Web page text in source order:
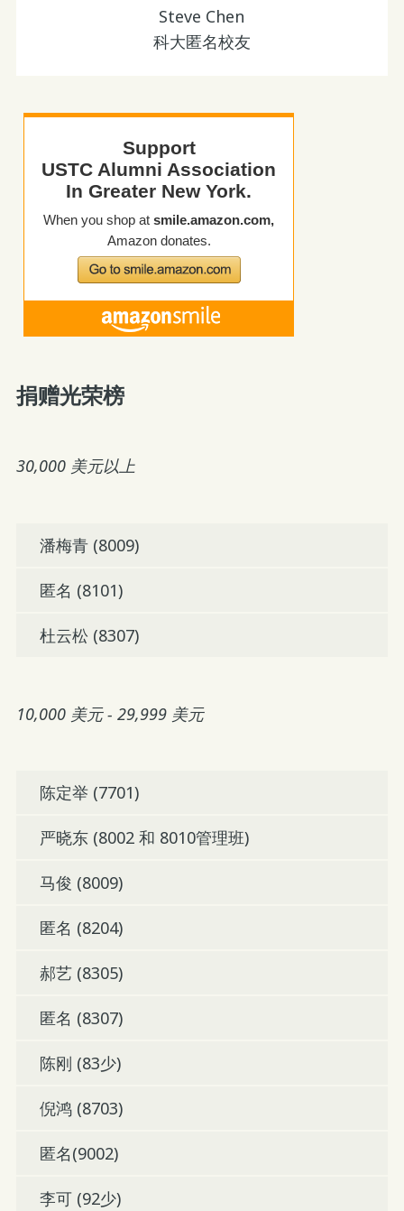
Steve Chen
科大匿名校友
捐赠光荣榜
30,000 美元以上
潘梅青 (8009)
匿名 (8101)
杜云松 (8307)
10,000 美元 - 29,999 美元
陈定举 (7701)
严晓东 (8002 和 8010管理班)
马俊 (8009)
匿名 (8204)
郝艺 (8305)
匿名 (8307)
陈刚 (83少)
倪鸿 (8703)
匿名(9002)
李可 (92少)